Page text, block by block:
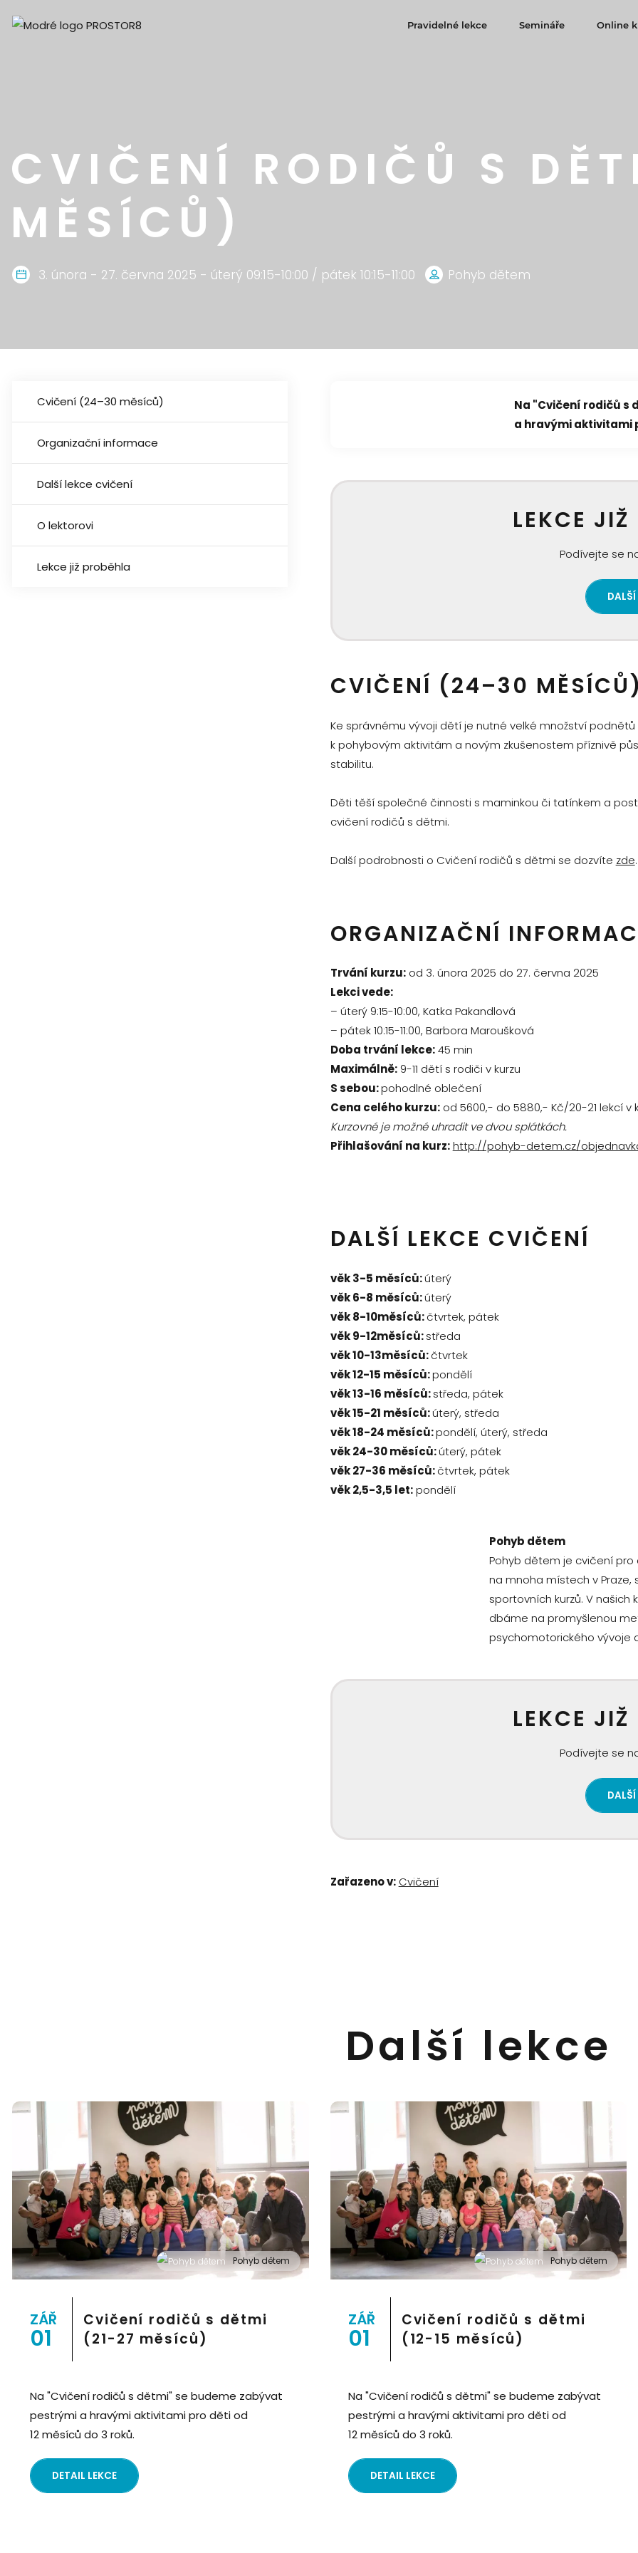
Pravidelné lekce Semináře Online
CVIČENÍ RODIČŮ S
MĚSÍCŮ)
3. února - 27. června 2025 - úterý 09:15-10:00 / pátek 10:15-11:00 Pohyb dětem
Cvičení (24–30 měsíců)
Organizační informace
Další lekce cvičení
O lektorovi
Lekce již proběhla
Na "Cvičení rodičů s
a hravými aktivitami
LEKCE JIŽ
Podívejte se
DALŠÍ
CVIČENÍ (24–30 MĚSÍCŮ)
Ke správnému vývoji dětí je nutné velké množství
k pohybovým aktivitám a novým zkušenostem příznivě
stabilitu.
Děti těší společné činnosti s maminkou či tatínkem a
cvičení rodičů s dětmi.
Další podrobnosti o Cvičení rodičů s dětmi se dozvíte zde.
ORGANIZAČNÍ
Trvání kurzu:od 3. února 2025 do 27. června 2025
Lekci vede:
– úterý 9:15-10:00, Katka Pakandlová
– pátek 10:15-11:00, Barbora Maroušková
Doba trvání lekce:45 min
Maximálně:9-11 dětí s rodiči v kurzu
S sebou:pohodlné oblečení
Cena celého kurzu:od 5600,- do 5880,- Kč/20-21 lekcí v
Kurzovné je možné uhradit ve dvou splátkách.
Přihlašování na kurz: http://pohyb-detem.cz/
DALŠÍ LEKCE CVIČENÍ
věk 3-5 měsíců:úterý
věk 6-8 měsíců:úterý
věk 8-10měsíců:čtvrtek, pátek
věk 9-12měsíců:středa
věk 10-13měsíců:čtvrtek
věk 12-15 měsíců:pondělí
věk 13-16 měsíců:středa, pátek
věk 15-21 měsíců:úterý, středa
věk 18-24 měsíců:pondělí, úterý, středa
věk 24-30 měsíců:úterý, pátek
věk 27-36 měsíců:čtvrtek, pátek
věk 2,5-3,5 let:pondělí
Pohyb dětem
Pohyb dětem je cvičení
na mnoha místech v
sportovních kurzů. V
dbáme na promyšlenou
psychomotorického vývoje
LEKCE JIŽ
Podívejte se
DALŠÍ
Zařazeno v: Cvičení
Další lekce
Pohyb dětem
ZÁŘ
01
Cvičení rodičů s dětmi
(21-27 měsíců)
Na "Cvičení rodičů s dětmi" se budeme zabývat
pestrými a hravými aktivitami pro děti od
12 měsíců do 3 roků.
DETAIL LEKCE
Pohyb dětem
ZÁŘ
01
Cvičení rodičů s dětmi
(12-15 měsíců)
Na "Cvičení rodičů s dětmi" se budeme zabývat
pestrými a hravými aktivitami pro děti od
12 měsíců do 3 roků.
DETAIL LEKCE